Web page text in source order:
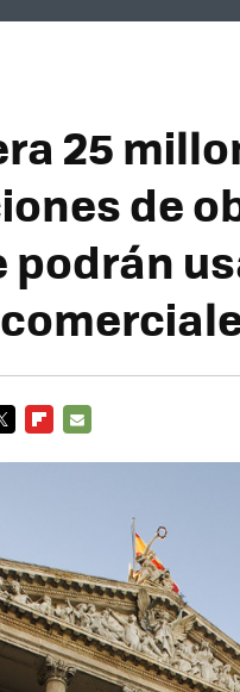
25
de
podrán